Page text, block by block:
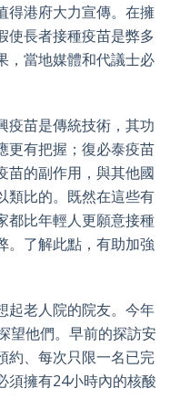
得港府大力宣傳。在擁
使長者接種疫苗是弊多
，當地媒體和代議士必
疫苗是傳統技術，其功
更有把握；復必泰疫苗
苗的副作用，與其他國
類比的。既然在這些有
都比年輕人更願意接種
。了解此點，有助加強
起老人院的院友。今年
望他們。早前的探訪安
約、每次只限一名已完
須擁有24小時內的核酸